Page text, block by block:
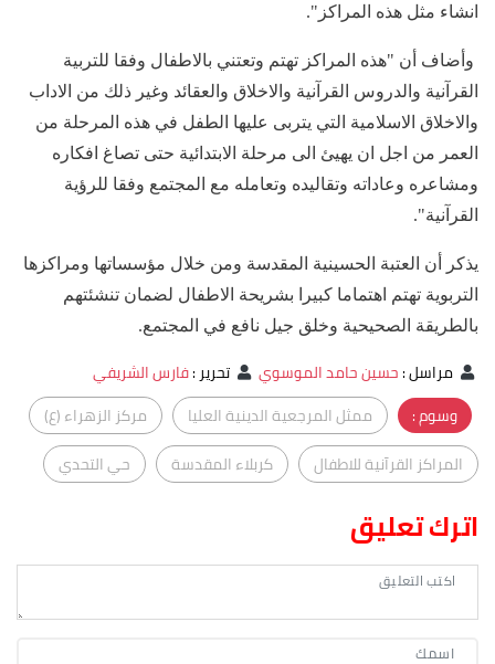
انشاء مثل هذه المراكز".
وأضاف أن "هذه المراكز تهتم وتعتني بالاطفال وفقا للتربية
القرآنية والدروس القرآنية والاخلاق والعقائد وغير ذلك من الاداب
والاخلاق الاسلامية التي يتربى عليها الطفل في هذه المرحلة من
العمر من اجل ان يهيئ الى مرحلة الابتدائية حتى تصاغ افكاره
ومشاعره وعاداته وتقاليده وتعامله مع المجتمع وفقا للرؤية
القرآنية".
يذكر أن العتبة الحسينية المقدسة ومن خلال مؤسساتها ومراكزها
التربوية تهتم اهتماما كبيرا بشريحة الاطفال لضمان تنشئتهم
بالطريقة الصحيحية وخلق جيل نافع في المجتمع.
مراسل:حسين حامد الموسوي تحرير:فارس الشريفي
وسوم :
ممثل المرجعية الدينية العليا
مركز الزهراء (ع)
المراكز القرآنية للاطفال
كربلاء المقدسة حي التحدي
اترك تعليق